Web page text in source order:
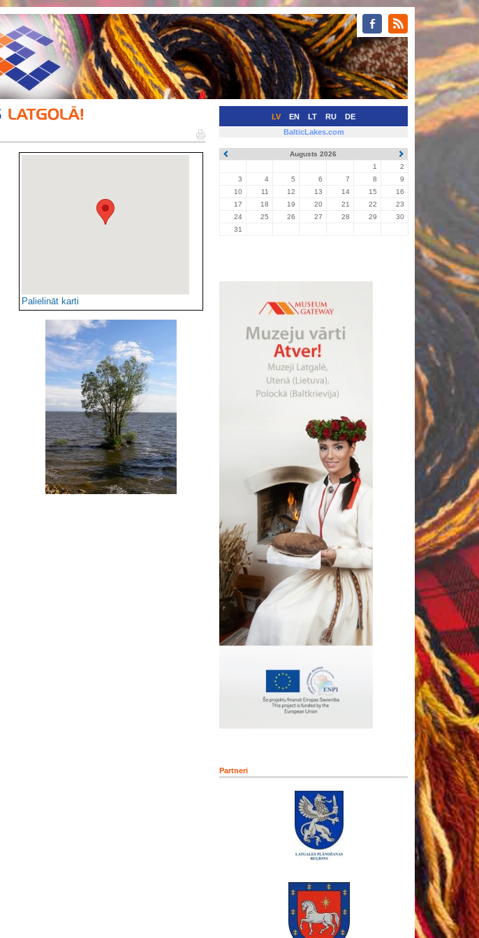
LV EN LT RU DE
Palielināt karti
BalticLakes.com
Augusts 2026
1
2
3
4 5 6 7 8
9
10
11 12 13 14 15
16
17
18 19 20 21 22
23
24
25 26 27 28 29
30
31
Partneri